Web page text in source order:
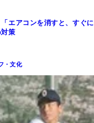
エアコンを消すと、すぐに
策
・文化